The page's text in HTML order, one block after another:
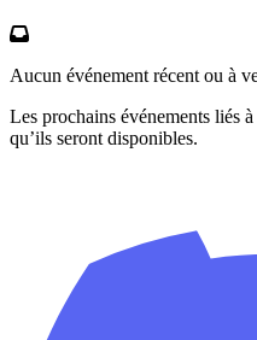
Aucun événement récent ou à
Les prochains événements liés
qu’ils seront disponibles.